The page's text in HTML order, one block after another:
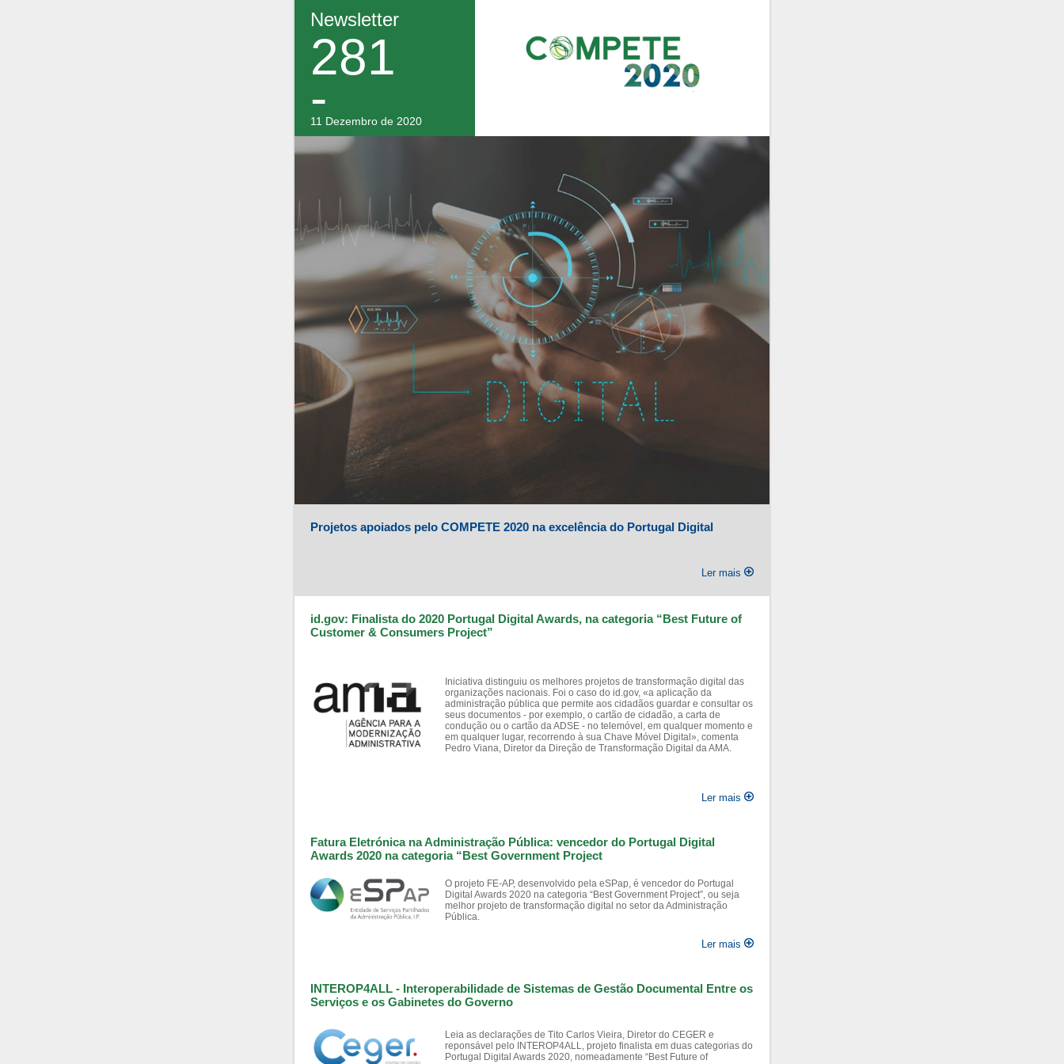
Newsletter
281
-
11 Dezembro de 2020
Projetos apoiados pelo COMPETE 2020 na excelência do Portugal Digital
Ler mais
id.gov: Finalista do 2020 Portugal Digital Awards, na categoria “Best Future of
Customer & Consumers Project”
Iniciativa distinguiu os melhores projetos de transformação digital das
organizações nacionais. Foi o caso do id.gov, «a aplicação da
administração pública que permite aos cidadãos guardar e consultar os
seus documentos - por exemplo, o cartão de cidadão, a carta de
condução ou o cartão da ADSE - no telemóvel, em qualquer momento e
em qualquer lugar, recorrendo à sua Chave Móvel Digital», comenta
Pedro Viana, Diretor da Direção de Transformação Digital da AMA.
Ler mais
Fatura Eletrónica na Administração Pública: vencedor do Portugal Digital
Awards 2020 na categoria “Best Government Project
O projeto FE-AP, desenvolvido pela eSPap, é vencedor do Portugal
Digital Awards 2020 na categoria “Best Government Project”, ou seja
melhor projeto de transformação digital no setor da Administração
Pública.
Ler mais
INTEROP4ALL - Interoperabilidade de Sistemas de Gestão Documental Entre os
Serviços e os Gabinetes do Governo
Leia as declarações de Tito Carlos Vieira, Diretor do CEGER e
reponsável pelo INTEROP4ALL, projeto finalista em duas categorias do
Portugal Digital Awards 2020, nomeadamente “Best Future of